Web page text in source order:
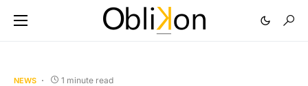
NEWS 1 minute read